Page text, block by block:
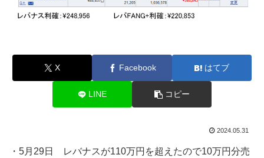
X Facebook はてブ
LINE コピー
2024.05.31
・5月29日 レバナスが110万円を超えたので10万円分売